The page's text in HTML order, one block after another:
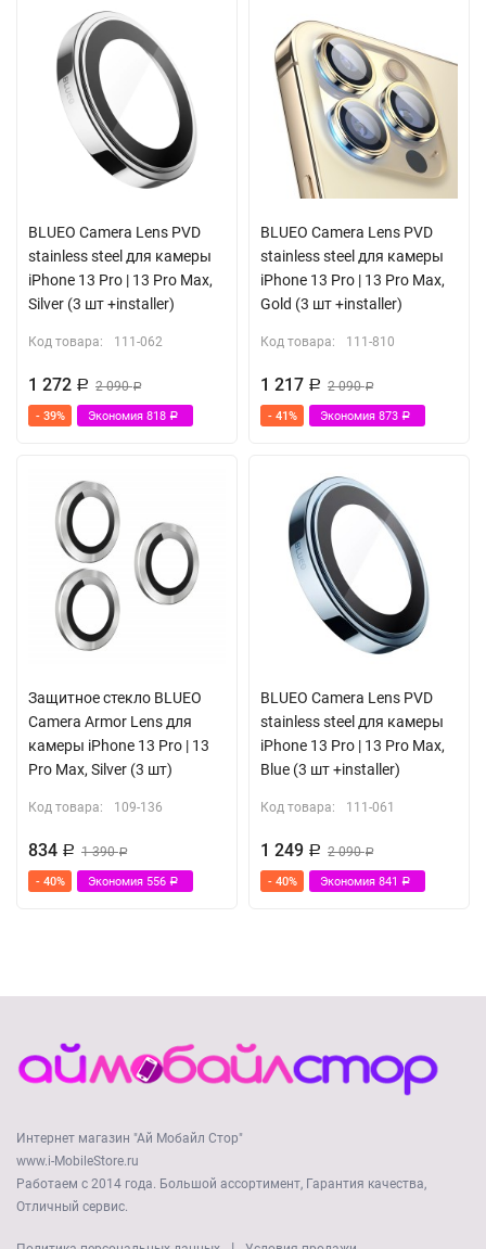
BLUEO Camera Lens PVD
stainless steel для камеры
iPhone 13 Pro | 13 Pro Max,
Silver (3 шт +installer)
Код товара: 111-062
1 272 Р 2 090Р
- 39% Экономия 818 Р
BLUEO Camera Lens PVD
stainless steel для камеры
iPhone 13 Pro | 13 Pro Max,
Gold (3 шт +installer)
Код товара: 111-810
1 217 Р 2 090Р
- 41% Экономия 873 Р
Защитное стекло BLUEO
Camera Armor Lens для
камеры iPhone 13 Pro | 13
Pro Max, Silver (3 шт)
Код товара: 109-136
834 Р 1 390Р
- 40% Экономия 556 Р
BLUEO Camera Lens PVD
stainless steel для камеры
iPhone 13 Pro | 13 Pro Max,
Blue (3 шт +installer)
Код товара: 111-061
1 249 Р 2 090Р
- 40% Экономия 841 Р
Интернет магазин "Ай Мобайл Стор"
www.i-MobileStore.ru
Работаем с 2014 года. Большой ассортимент, Гарантия качества,
Отличный сервис.